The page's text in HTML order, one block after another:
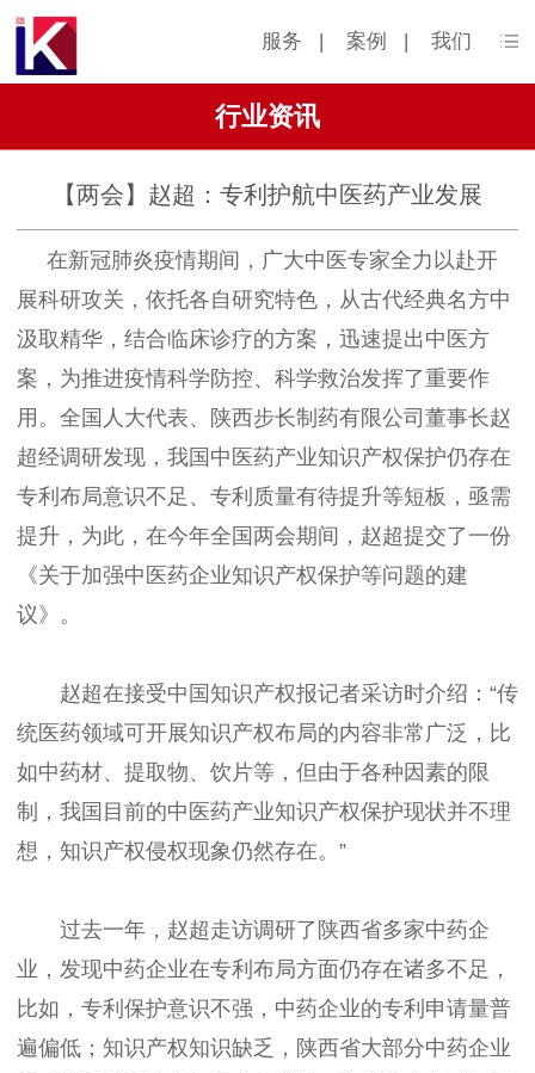
服务 | 案例 | 我们
行业资讯
【两会】赵超：专利护航中医药产业发展
在新冠肺炎疫情期间，广大中医专家全力以赴开
展科研攻关，依托各自研究特色，从古代经典名方中
汲取精华，结合临床诊疗的方案，迅速提出中医方
案，为推进疫情科学防控、科学救治发挥了重要作
用。全国人大代表、陕西步长制药有限公司董事长赵
超经调研发现，我国中医药产业知识产权保护仍存在
专利布局意识不足、专利质量有待提升等短板，亟需
提升，为此，在今年全国两会期间，赵超提交了一份
《关于加强中医药企业知识产权保护等问题的建
议》。
赵超在接受中国知识产权报记者采访时介绍：“传
统医药领域可开展知识产权布局的内容非常广泛，比
如中药材、提取物、饮片等，但由于各种因素的限
制，我国目前的中医药产业知识产权保护现状并不理
想，知识产权侵权现象仍然存在。”
过去一年，赵超走访调研了陕西省多家中药企
业，发现中药企业在专利布局方面仍存在诸多不足，
比如，专利保护意识不强，中药企业的专利申请量普
遍偏低；知识产权知识缺乏，陕西省大部分中药企业